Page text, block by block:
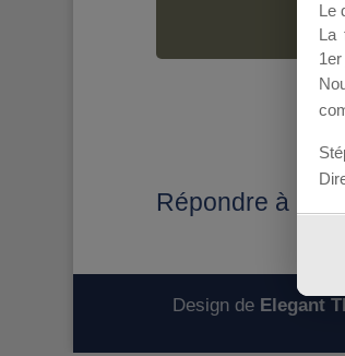
Répondre à :
Design de Elegant
Le
La